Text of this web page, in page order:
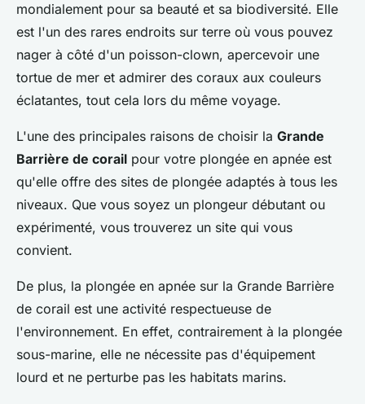
mondialement pour sa beauté et sa biodiversité. Elle
est l'un des rares endroits sur terre où vous pouvez
nager à côté d'un poisson-clown, apercevoir une
tortue de mer et admirer des coraux aux couleurs
éclatantes, tout cela lors du même voyage.
L'une des principales raisons de choisir la Grande
Barrière de corail pour votre plongée en apnée est
qu'elle offre des sites de plongée adaptés à tous les
niveaux. Que vous soyez un plongeur débutant ou
expérimenté, vous trouverez un site qui vous
convient.
De plus, la plongée en apnée sur la Grande Barrière
de corail est une activité respectueuse de
l'environnement. En effet, contrairement à la plongée
sous-marine, elle ne nécessite pas d'équipement
lourd et ne perturbe pas les habitats marins.